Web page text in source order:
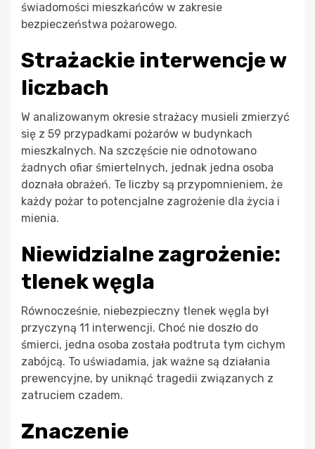
świadomości mieszkańców w zakresie
bezpieczeństwa pożarowego.
Strażackie interwencje w
liczbach
W analizowanym okresie strażacy musieli zmierzyć
się z 59 przypadkami pożarów w budynkach
mieszkalnych. Na szczęście nie odnotowano
żadnych ofiar śmiertelnych, jednak jedna osoba
doznała obrażeń. Te liczby są przypomnieniem, że
każdy pożar to potencjalne zagrożenie dla życia i
mienia.
Niewidzialne zagrożenie:
tlenek węgla
Równocześnie, niebezpieczny tlenek węgla był
przyczyną 11 interwencji. Choć nie doszło do
śmierci, jedna osoba została podtruta tym cichym
zabójcą. To uświadamia, jak ważne są działania
prewencyjne, by uniknąć tragedii związanych z
zatruciem czadem.
Znaczenie